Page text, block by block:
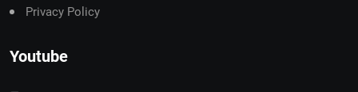
Privacy Policy
Youtube